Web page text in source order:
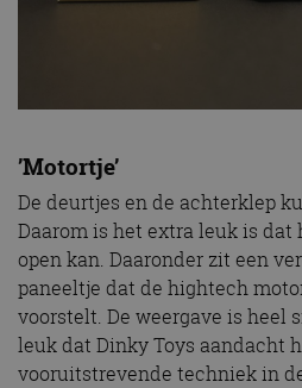
’Motortje’
De deurtjes en de achterklep
Daarom is het extra leuk is dat
open kan. Daaronder zit een
paneeltje dat de hightech
voorstelt. De weergave is heel
leuk dat Dinky Toys aandacht
vooruitstrevende techniek in